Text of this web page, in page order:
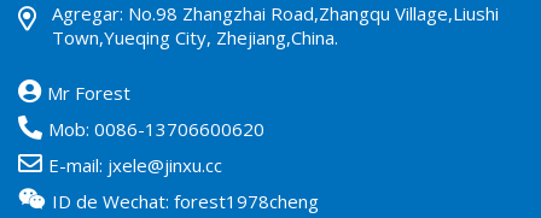
Agregar: No.98 Zhangzhai Road,Zhangqu Village,Liushi
Town,Yueqing City, Zhejiang,China.
Mr Forest
Mob: 0086-13706600620
E-mail: jxele@jinxu.cc
ID de Wechat: forest1978cheng